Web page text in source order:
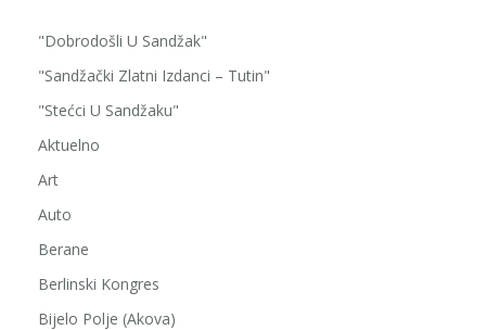
"Dobrodošli U Sandžak"
"Sandžački Zlatni Izdanci – Tutin"
"Stećci U Sandžaku"
Aktuelno
Art
Auto
Berane
Berlinski Kongres
Bijelo Polje (Akova)